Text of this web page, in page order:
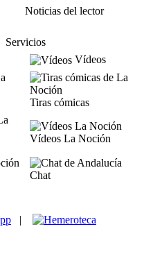
Noticias del lector
Servicios
Vídeos
Tiras cómicas
Vídeos La Noción
Chat
|